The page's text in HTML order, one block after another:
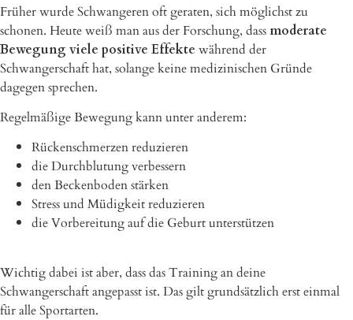
Früher wurde Schwangeren oft geraten, sich möglichst zu
schonen. Heute weiß man aus der Forschung, dass moderate
Bewegung viele positive Effekte während der
Schwangerschaft hat, solange keine medizinischen Gründe
dagegen sprechen.
Regelmäßige Bewegung kann unter anderem:
Rückenschmerzen reduzieren
die Durchblutung verbessern
den Beckenboden stärken
Stress und Müdigkeit reduzieren
die Vorbereitung auf die Geburt unterstützen
Wichtig dabei ist aber, dass das Training an deine
Schwangerschaft angepasst ist. Das gilt grundsätzlich erst einmal
für alle Sportarten.